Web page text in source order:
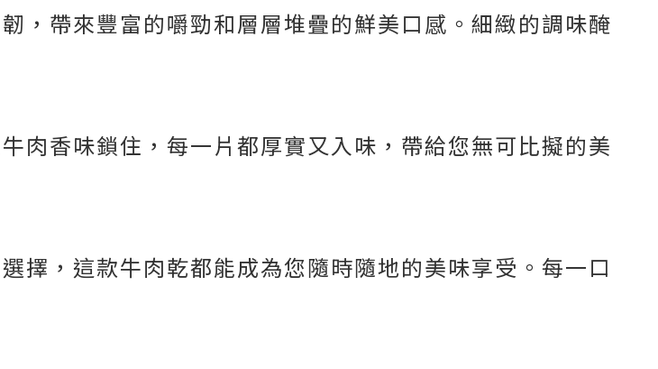
，帶來豐富的嚼勁和層層堆疊的鮮美口感。細緻的調味醃
肉香味鎖住，每一片都厚實又入味，帶給您無可比擬的美
擇，這款牛肉乾都能成為您隨時隨地的美味享受。每一口